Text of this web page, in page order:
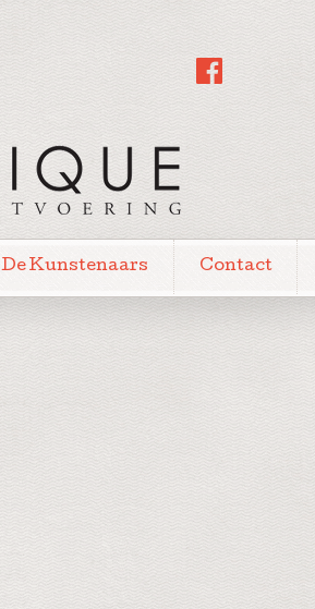
De Kunstenaars Contact